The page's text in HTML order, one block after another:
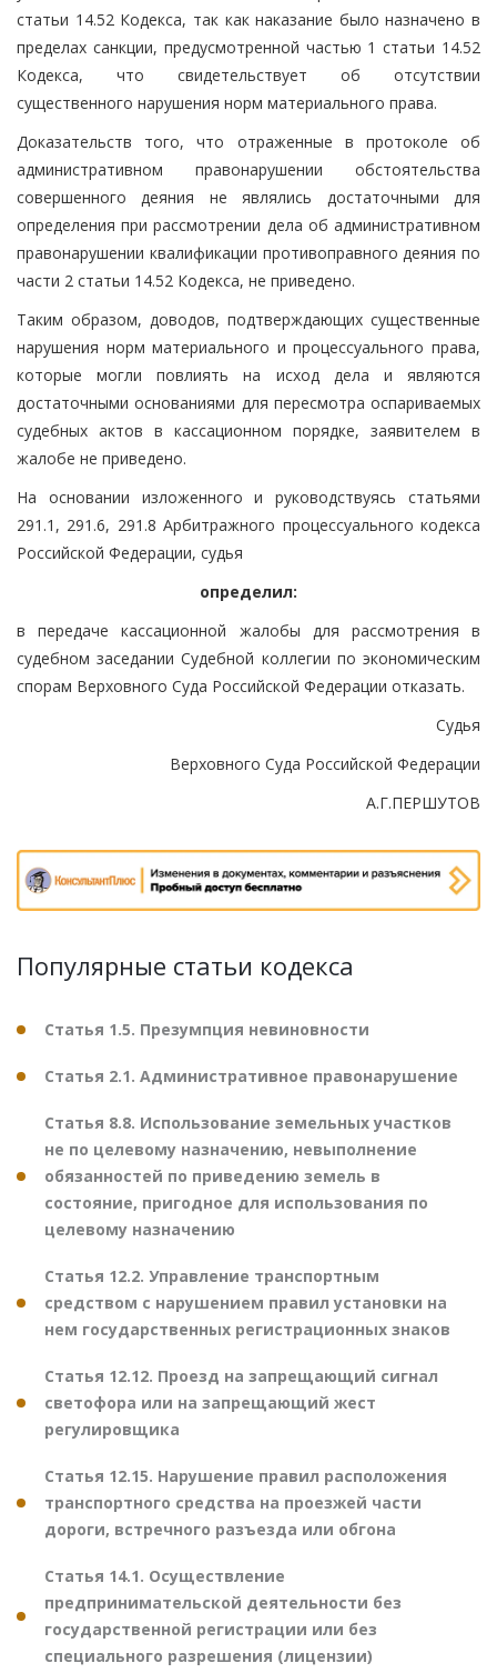
статьи 14.52 Кодекса, так как наказание было назначено в
пределах санкции, предусмотренной частью 1 статьи 14.52
Кодекса, что свидетельствует об отсутствии
существенного нарушения норм материального права.
Доказательств того, что отраженные в протоколе об
административном правонарушении обстоятельства
совершенного деяния не являлись достаточными для
определения при рассмотрении дела об административном
правонарушении квалификации противоправного деяния по
части 2 статьи 14.52 Кодекса, не приведено.
Таким образом, доводов, подтверждающих существенные
нарушения норм материального и процессуального права,
которые могли повлиять на исход дела и являются
достаточными основаниями для пересмотра оспариваемых
судебных актов в кассационном порядке, заявителем в
жалобе не приведено.
На основании изложенного и руководствуясь статьями
291.1, 291.6, 291.8 Арбитражного процессуального кодекса
Российской Федерации, судья
определил:
в передаче кассационной жалобы для рассмотрения в
судебном заседании Судебной коллегии по экономическим
спорам Верховного Суда Российской Федерации отказать.
Судья
Верховного Суда Российской Федерации
А.Г.ПЕРШУТОВ
Популярные статьи кодекса
Статья 1.5. Презумпция невиновности
Статья 2.1. Административное правонарушение
Статья 8.8. Использование земельных участков
не по целевому назначению, невыполнение
обязанностей по приведению земель в
состояние, пригодное для использования по
целевому назначению
Статья 12.2. Управление транспортным
средством с нарушением правил установки на
нем государственных регистрационных знаков
Статья 12.12. Проезд на запрещающий сигнал
светофора или на запрещающий жест
регулировщика
Статья 12.15. Нарушение правил расположения
транспортного средства на проезжей части
дороги, встречного разъезда или обгона
Статья 14.1. Осуществление
предпринимательской деятельности без
государственной регистрации или без
специального разрешения (лицензии)